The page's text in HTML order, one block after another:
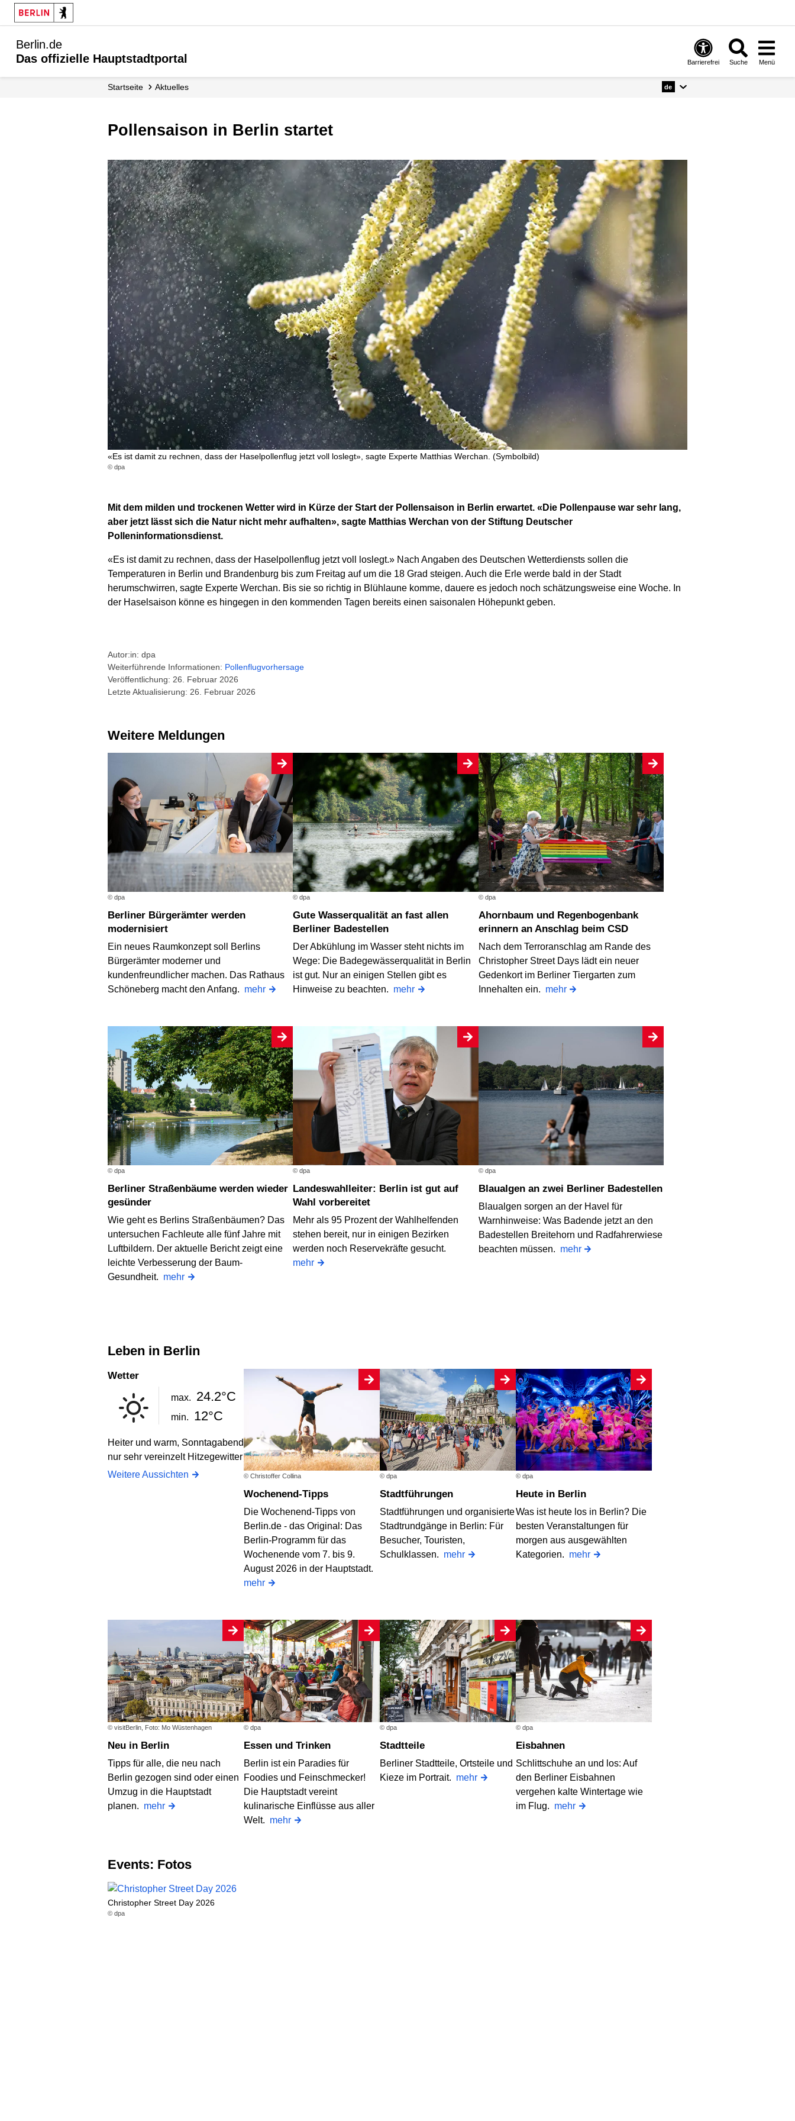
Berlin.de
Das offizielle Hauptstadtportal
Barrierefrei Suche Menü
Startseite Aktuelles de
Pollensaison in Berlin startet
«Es ist damit zu rechnen, dass der Haselpollenflug jetzt voll loslegt», sagte Experte Matthias Werchan. (Symbolbild)
© dpa
Mit dem milden und trockenen Wetter wird in Kürze der Start der Pollensaison in Berlin erwartet. «Die Pollenpause war sehr lang,
aber jetzt lässt sich die Natur nicht mehr aufhalten», sagte Matthias Werchan von der Stiftung Deutscher
Polleninformationsdienst.
«Es ist damit zu rechnen, dass der Haselpollenflug jetzt voll loslegt.» Nach Angaben des Deutschen Wetterdiensts sollen die
Temperaturen in Berlin und Brandenburg bis zum Freitag auf um die 18 Grad steigen. Auch die Erle werde bald in der Stadt
herumschwirren, sagte Experte Werchan. Bis sie so richtig in Blühlaune komme, dauere es jedoch noch schätzungsweise eine Woche. In
der Haselsaison könne es hingegen in den kommenden Tagen bereits einen saisonalen Höhepunkt geben.
Autor:in: dpa
Weiterführende Informationen: Pollenflugvorhersage
Veröffentlichung: 26. Februar 2026
Letzte Aktualisierung: 26. Februar 2026
Weitere Meldungen
© dpa
Berliner Bürgerämter werden
modernisiert
Ein neues Raumkonzept soll Berlins
Bürgerämter moderner und
kundenfreundlicher machen. Das Rathaus
Schöneberg macht den Anfang. mehr
© dpa
Gute Wasserqualität an fast allen
Berliner Badestellen
Der Abkühlung im Wasser steht nichts im
Wege: Die Badegewässerqualität in Berlin
ist gut. Nur an einigen Stellen gibt es
Hinweise zu beachten. mehr
© dpa
Ahornbaum und Regenbogenbank
erinnern an Anschlag beim CSD
Nach dem Terroranschlag am Rande des
Christopher Street Days lädt ein neuer
Gedenkort im Berliner Tiergarten zum
Innehalten ein. mehr
© dpa
Berliner Straßenbäume werden wieder
gesünder
Wie geht es Berlins Straßenbäumen? Das
untersuchen Fachleute alle fünf Jahre mit
Luftbildern. Der aktuelle Bericht zeigt eine
leichte Verbesserung der Baum-
Gesundheit. mehr
© dpa
Landeswahlleiter: Berlin ist gut auf
Wahl vorbereitet
Mehr als 95 Prozent der Wahlhelfenden
stehen bereit, nur in einigen Bezirken
werden noch Reservekräfte gesucht.
mehr
© dpa
Blaualgen an zwei Berliner Badestellen
Blaualgen sorgen an der Havel für
Warnhinweise: Was Badende jetzt an den
Badestellen Breitehorn und Radfahrerwiese
beachten müssen. mehr
Leben in Berlin
Wetter
max. 24.2°C
min. 12°C
Heiter und warm, Sonntagabend
nur sehr vereinzelt Hitzegewitter
Weitere Aussichten
© Christoffer Collina
Wochenend-Tipps
Die Wochenend-Tipps von
Berlin.de - das Original: Das
Berlin-Programm für das
Wochenende vom 7. bis 9.
August 2026 in der Hauptstadt.
mehr
© dpa
Stadtführungen
Stadtführungen und organisierte
Stadtrundgänge in Berlin: Für
Besucher, Touristen,
Schulklassen. mehr
© dpa
Heute in Berlin
Was ist heute los in Berlin? Die
besten Veranstaltungen für
morgen aus ausgewählten
Kategorien. mehr
© visitBerlin, Foto: Mo Wüstenhagen
Neu in Berlin
Tipps für alle, die neu nach
Berlin gezogen sind oder einen
Umzug in die Hauptstadt
planen. mehr
© dpa
Essen und Trinken
Berlin ist ein Paradies für
Foodies und Feinschmecker!
Die Hauptstadt vereint
kulinarische Einflüsse aus aller
Welt. mehr
© dpa
Stadtteile
Berliner Stadtteile, Ortsteile und
Kieze im Portrait. mehr
© dpa
Eisbahnen
Schlittschuhe an und los: Auf
den Berliner Eisbahnen
vergehen kalte Wintertage wie
im Flug. mehr
Events: Fotos
Christopher Street Day 2026
© dpa